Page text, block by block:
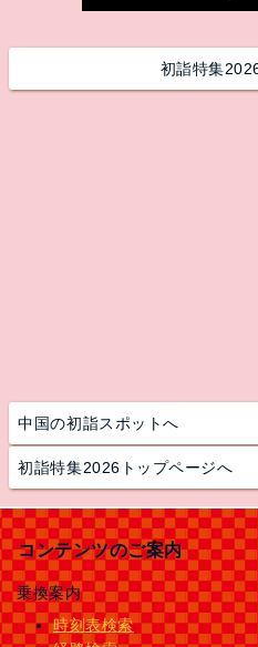
初詣特集
中国の初詣スポットへ
初詣特集2026トップページへ
コンテンツのご案内
乗換案内
時刻表検索